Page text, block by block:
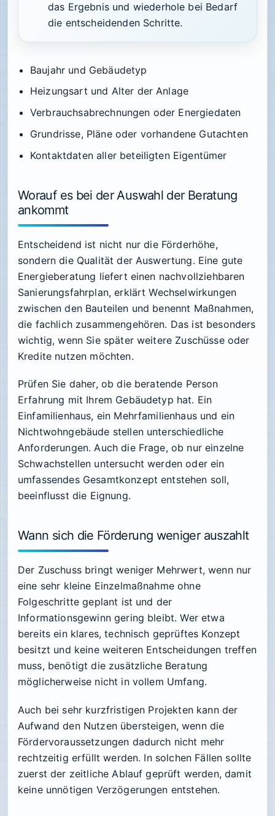
das Ergebnis und wiederhole bei Bedarf
die entscheidenden Schritte.
Baujahr und Gebäudetyp
Heizungsart und Alter der Anlage
Verbrauchsabrechnungen oder Energiedaten
Grundrisse, Pläne oder vorhandene Gutachten
Kontaktdaten aller beteiligten Eigentümer
Worauf es bei der Auswahl der Beratung
ankommt
Entscheidend ist nicht nur die Förderhöhe,
sondern die Qualität der Auswertung. Eine gute
Energieberatung liefert einen nachvollziehbaren
Sanierungsfahrplan, erklärt Wechselwirkungen
zwischen den Bauteilen und benennt Maßnahmen,
die fachlich zusammengehören. Das ist besonders
wichtig, wenn Sie später weitere Zuschüsse oder
Kredite nutzen möchten.
Prüfen Sie daher, ob die beratende Person
Erfahrung mit Ihrem Gebäudetyp hat. Ein
Einfamilienhaus, ein Mehrfamilienhaus und ein
Nichtwohngebäude stellen unterschiedliche
Anforderungen. Auch die Frage, ob nur einzelne
Schwachstellen untersucht werden oder ein
umfassendes Gesamtkonzept entstehen soll,
beeinflusst die Eignung.
Wann sich die Förderung weniger auszahlt
Der Zuschuss bringt weniger Mehrwert, wenn nur
eine sehr kleine Einzelmaßnahme ohne
Folgeschritte geplant ist und der
Informationsgewinn gering bleibt. Wer etwa
bereits ein klares, technisch geprüftes Konzept
besitzt und keine weiteren Entscheidungen treffen
muss, benötigt die zusätzliche Beratung
möglicherweise nicht in vollem Umfang.
Auch bei sehr kurzfristigen Projekten kann der
Aufwand den Nutzen übersteigen, wenn die
Fördervoraussetzungen dadurch nicht mehr
rechtzeitig erfüllt werden. In solchen Fällen sollte
zuerst der zeitliche Ablauf geprüft werden, damit
keine unnötigen Verzögerungen entstehen.